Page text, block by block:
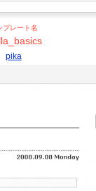
プレート名
pika